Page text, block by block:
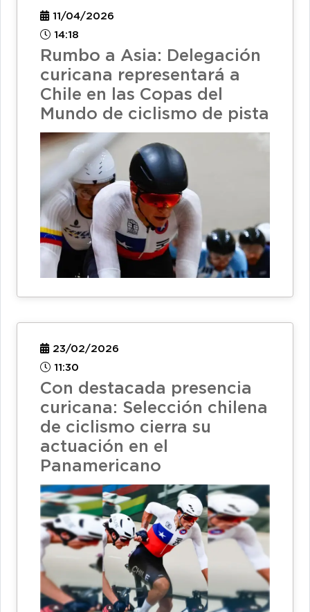
11/04/2026
14:18
Rumbo a Asia: Delegación
curicana representará a
Chile en las Copas del
Mundo de ciclismo de pista
23/02/2026
11:30
Con destacada presencia
curicana: Selección chilena
de ciclismo cierra su
actuación en el
Panamericano